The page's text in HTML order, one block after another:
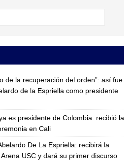
de la recuperación del orden”: así fue
de la Espriella como presidente
es presidente de Colombia: recibió la
en Cali
De La Espriella: recibirá la
USC y dará su primer discurso